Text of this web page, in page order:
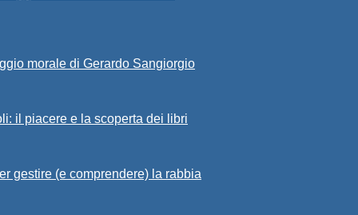
morale di Gerardo Sangiorgio
il piacere e la scoperta dei libri
gestire (e comprendere) la rabbia